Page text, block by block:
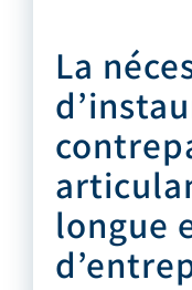
La
longue